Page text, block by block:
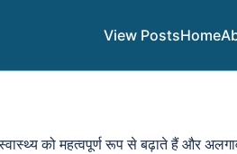
View PostsHome
स्वास्थ्य को महत्वपूर्ण रूप से बढ़ाते हैं और